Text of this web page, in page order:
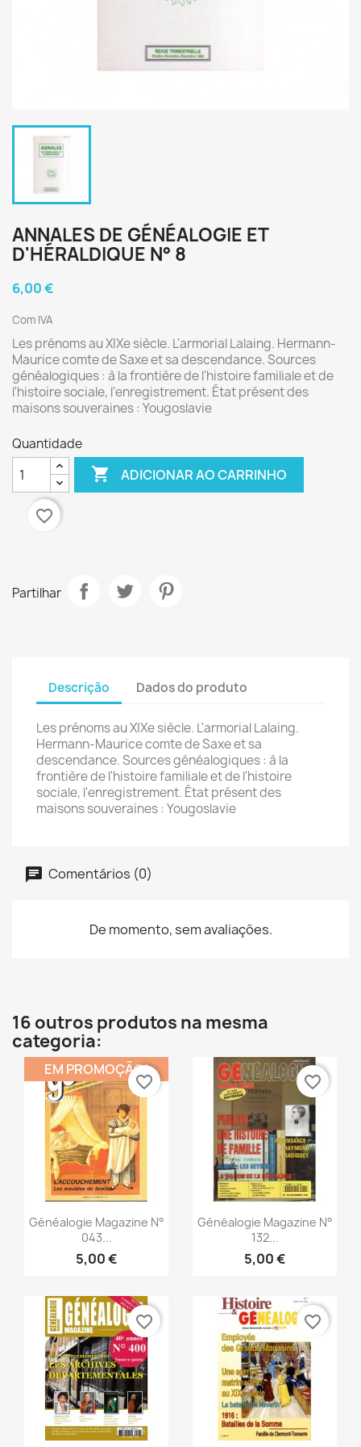
ANNALES DE GÉNÉALOGIE ET
D'HÉRALDIQUE N° 8
6,00 €
Com IVA
Les prénoms au XIXe siècle. L'armorial Lalaing. Hermann-
Maurice comte de Saxe et sa descendance. Sources
généalogiques : à la frontière de l'histoire familiale et de
l'histoire sociale, l'enregistrement. État présent des
maisons souveraines : Yougoslavie
Quantidade
 ADICIONAR AO CARRINHO
favorite_border
Partilhar
Descrição Dados do produto
Les prénoms au XIXe siècle. L'armorial Lalaing.
Hermann-Maurice comte de Saxe et sa
descendance. Sources généalogiques : à la
frontière de l'histoire familiale et de l'histoire
sociale, l'enregistrement. État présent des
maisons souveraines : Yougoslavie
Comentários (0)
De momento, sem avaliações.
16 outros produtos na mesma
categoria:
Vista rápida
Généalogie Magazine N°
043...
5,00 €
EM PROMOÇÃO!
favorite_border
Vista rápida
Généalogie Magazine N°
132...
5,00 €
favorite_border
favorite_border favorite_border